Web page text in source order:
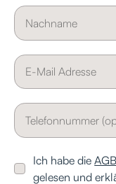
Ich habe dieAGB
gelesen und